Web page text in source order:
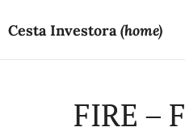
Cesta Investora (home)
FIRE –